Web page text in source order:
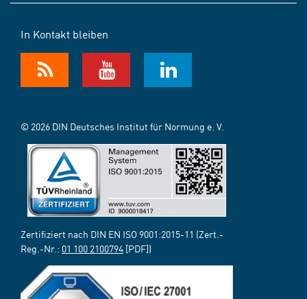
In Kontakt bleiben
© 2026 DIN Deutsches Institut für Normung e. V.
Zertifiziert nach DIN EN ISO 9001:2015-11 (Zert.-
Reg.-Nr.: 01 100 2100794 [PDF])